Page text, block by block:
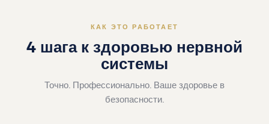
КАК ЭТО РАБОТАЕТ
4 шага к здоровью нервной
системы
Точно. Профессионально. Ваше здоровье в
безопасности.